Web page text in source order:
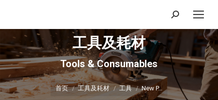
搜
索：
工具及耗材
Tools & Consumables
你在这里：
首页 工具及耗材 工具 New P…